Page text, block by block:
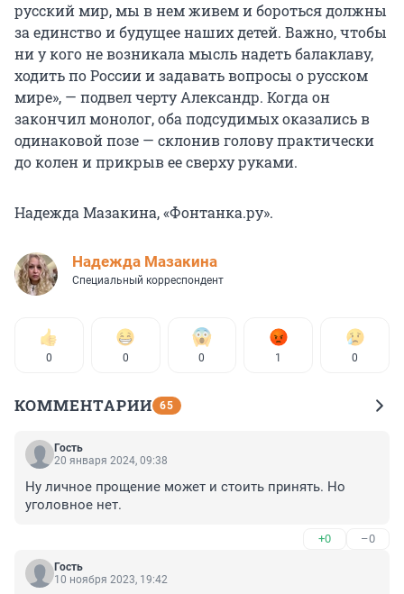
русский мир, мы в нем живем и бороться должны
за единство и будущее наших детей. Важно, чтобы
ни у кого не возникала мысль надеть балаклаву,
ходить по России и задавать вопросы о русском
мире», — подвел черту Александр. Когда он
закончил монолог, оба подсудимых оказались в
одинаковой позе — склонив голову практически
до колен и прикрыв ее сверху руками.
Надежда Мазакина, «Фонтанка.ру».
Надежда Мазакина
Специальный корреспондент
0 0 0 1 0
КОММЕНТАРИИ 65
Гость
20 января 2024, 09:38
Ну личное прощение может и стоить принять. Но
уголовное нет.
+0 –0
Гость
10 ноября 2023, 19:42